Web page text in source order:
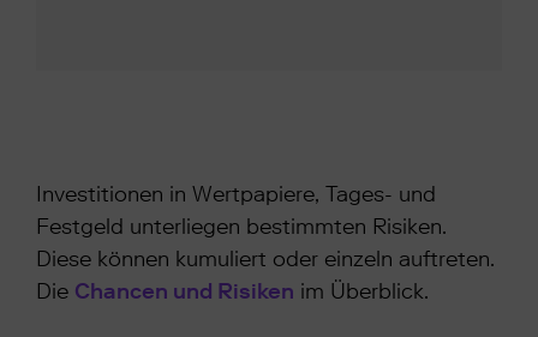
Investitionen in Wertpapiere, Tages- und
Festgeld unterliegen bestimmten Risiken.
Diese können kumuliert oder einzeln auftreten.
Die Chancen und Risiken im Überblick.